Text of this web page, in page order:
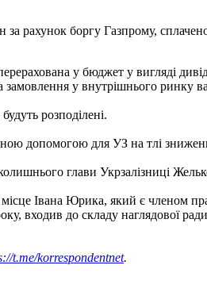
рахунок боргу Газпрому,
у бюджет у вигляді
у внутрішнього ринку
розподілені.
допомогою для УЗ на тлі
глави Укрзалізниці
Івана Юрика, який є членом
входив до складу наглядової
t.me/korrespondentnet.